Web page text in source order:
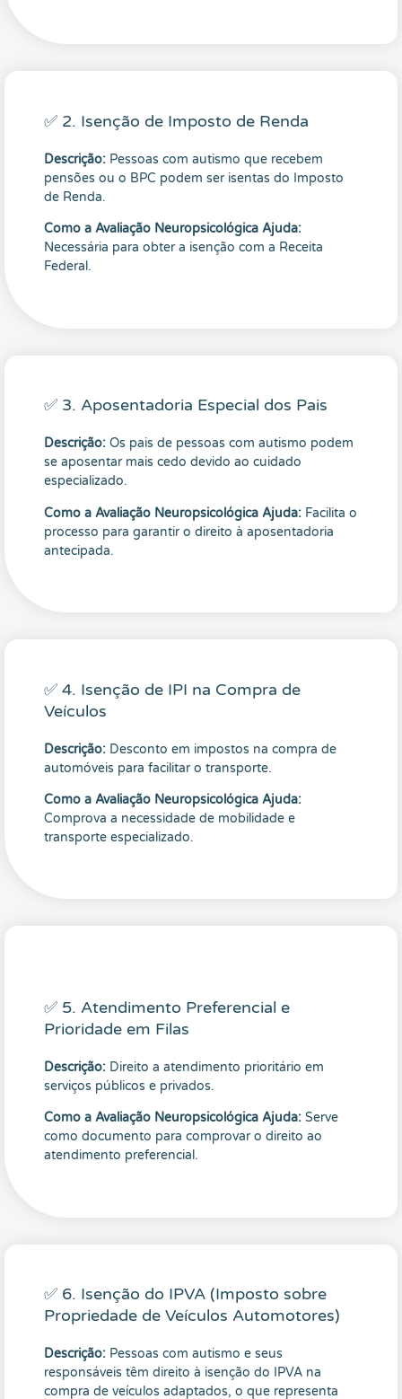
✅ 2. Isenção de Imposto de Renda
Descrição:Pessoas com autismo que recebem
pensões ou o BPC podem ser isentas do Imposto
de Renda.
Como a Avaliação Neuropsicológica Ajuda:
Necessária para obter a isenção com a Receita
Federal.
✅ 3. Aposentadoria Especial dos Pais
Descrição:Os pais de pessoas com autismo podem
se aposentar mais cedo devido ao cuidado
especializado.
Como a Avaliação Neuropsicológica Ajuda:Facilita o
processo para garantir o direito à aposentadoria
antecipada.
✅ 4. Isenção de IPI na Compra de
Veículos
Descrição:Desconto em impostos na compra de
automóveis para facilitar o transporte.
Como a Avaliação Neuropsicológica Ajuda:
Comprova a necessidade de mobilidade e
transporte especializado.
✅ 5. Atendimento Preferencial e
Prioridade em Filas
Descrição:Direito a atendimento prioritário em
serviços públicos e privados.
Como a Avaliação Neuropsicológica Ajuda:Serve
como documento para comprovar o direito ao
atendimento preferencial.
✅ 6. Isenção do IPVA (Imposto sobre
Propriedade de Veículos Automotores)
Descrição:Pessoas com autismo e seus
responsáveis têm direito à isenção do IPVA na
compra de veículos adaptados, o que representa